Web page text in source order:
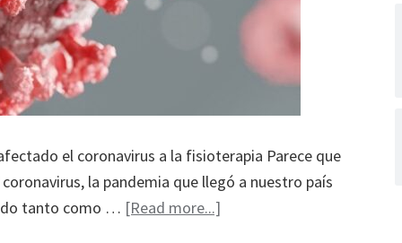
el coronavirus a la fisioterapia Parece que
la pandemia que llegó a nuestro país
tanto como … [Read more...]